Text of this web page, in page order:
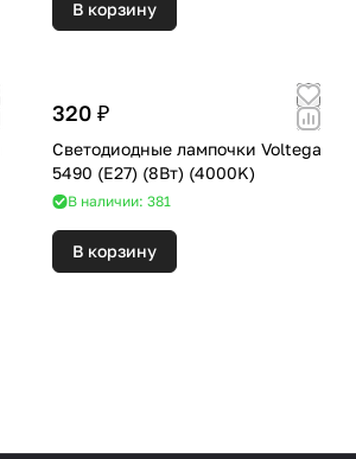
В корзину
320 ₽
Светодиодные лампочки Voltega
5490 (E27) (8Вт) (4000K)
В наличии: 381
В корзину